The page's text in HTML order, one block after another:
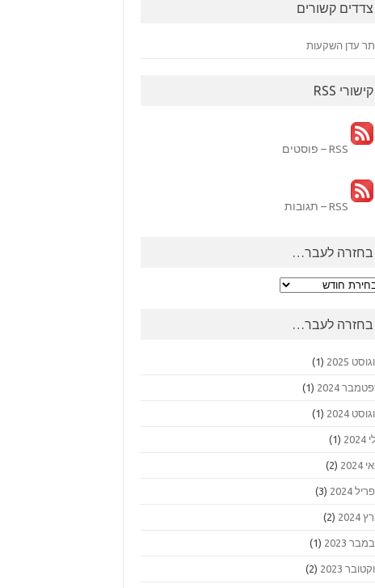
צדדים קשורים
עדן השקעות
קישורי RSS
בחזרה לעבר…
בחזרה לעבר…
2025
(1)
2024
(1)
2024
(1)
2024
(1)
2024
(2)
2024
(3)
2024
(2)
2023
(1)
2023
(2)